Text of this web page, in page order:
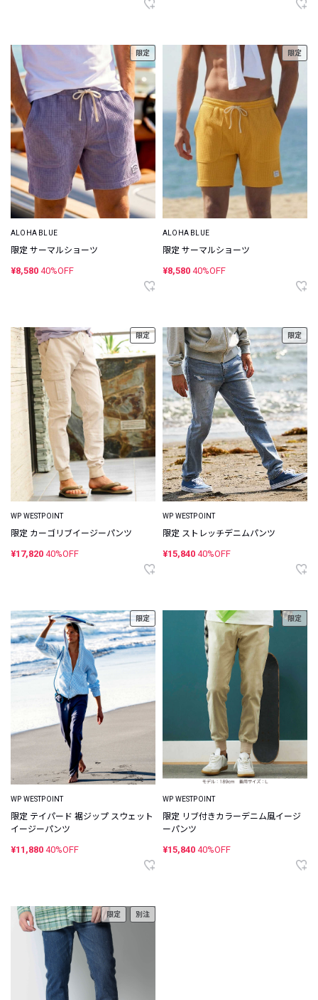
限定
ALOHA BLUE
限定 サーマルショーツ
¥8,580 40%OFF
限定
ALOHA BLUE
限定 サーマルショーツ
¥8,580 40%OFF
限定
WP WESTPOINT
限定 カーゴリブイージーパンツ
¥17,820 40%OFF
限定
WP WESTPOINT
限定 ストレッチデニムパンツ
¥15,840 40%OFF
限定
WP WESTPOINT
限定 テイパード 裾ジップ スウェット
イージーパンツ
¥11,880 40%OFF
限定
WP WESTPOINT
限定 リブ付きカラーデニム風イージ
ーパンツ
¥15,840 40%OFF
限定 別注